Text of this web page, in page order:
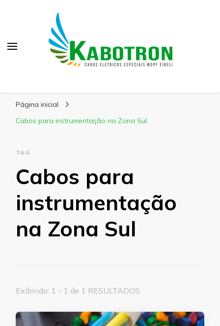
Página inicial
Cabos para instrumentação na Zona Sul
TAG
Cabos para
instrumentação
na Zona Sul
Exibindo: 1 - 1 de 1 RESULTADOS